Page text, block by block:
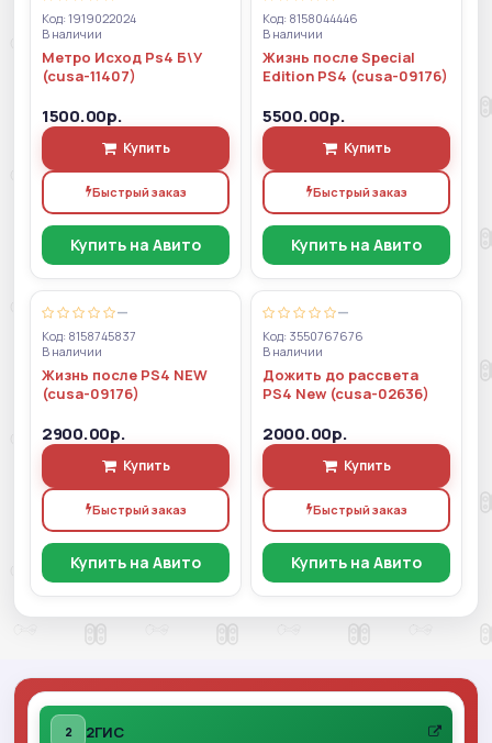
Код: 1919022024
В наличии
Метро Исход Ps4 Б\У
(cusa-11407)
1500.00р.
Купить
Быстрый заказ
Купить на Авито
Код: 8158044446
В наличии
Жизнь после Special
Edition PS4 (cusa-09176)
5500.00р.
Купить
Быстрый заказ
Купить на Авито
—
Код: 8158745837
В наличии
Жизнь после PS4 NEW
(cusa-09176)
2900.00р.
Купить
Быстрый заказ
Купить на Авито
—
Код: 3550767676
В наличии
Дожить до рассвета
PS4 New (cusa-02636)
2000.00р.
Купить
Быстрый заказ
Купить на Авито
2 2ГИС